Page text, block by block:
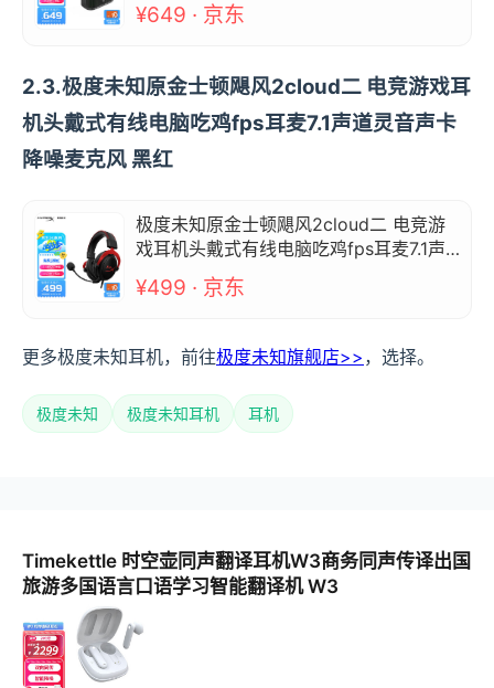
¥649 · 京东
2.3.极度未知原金士顿飓风2cloud二 电竞游戏耳
机头戴式有线电脑吃鸡fps耳麦7.1声道灵音声卡
降噪麦克风 黑红
极度未知原金士顿飓风2cloud二 电竞游
戏耳机头戴式有线电脑吃鸡fps耳麦7.1声
道灵音声卡降噪麦克风 黑红
¥499 · 京东
更多极度未知耳机，前往极度未知旗舰店>> ，选择。
极度未知 极度未知耳机 耳机
Timekettle 时空壶同声翻译耳机W3商务同声传译出国
旅游多国语言口语学习智能翻译机 W3